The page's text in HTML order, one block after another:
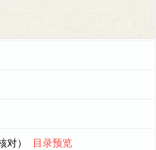
对） 目录预览